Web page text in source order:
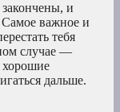
и
важное и
тебя
случае —
хорошие
дальше.